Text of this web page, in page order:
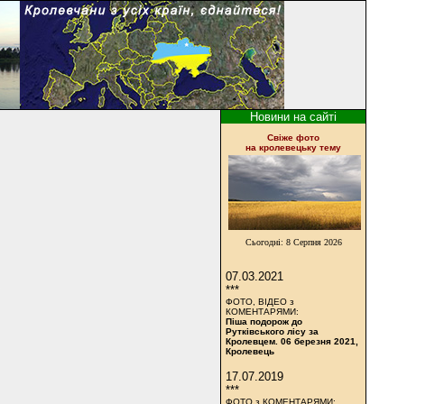
Новини на сайті
Cвіже фото
на кролевецьку тему
Сьогодні: 8 Серпня 2026
07.03.2021
***
ФОТО, ВІДЕО з
КОМЕНТАРЯМИ:
Піша подорож до
Рутківського лісу за
Кролевцем. 06 березня 2021,
Кролевець
17.07.2019
***
ФОТО з КОМЕНТАРЯМИ: